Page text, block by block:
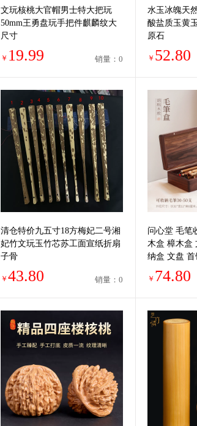
文玩核桃大官帽男士特大把玩
50mm王勇盘玩手把件麒麟纹大
尺寸
￥ 19.99 销量：0
水玉冰魄天
酸盐质玉黄
原石
￥ 52.80
清仓特价九五寸18方梅妃二号湘
妃竹文玩玉竹芯苏工面宣纸折扇
子骨
￥ 43.80 销量：0
问心堂 毛笔
木盒 樟木盒
纳盒 文盘
￥ 74.80